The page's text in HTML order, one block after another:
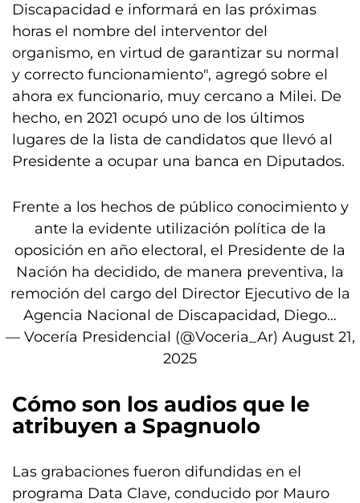
Discapacidad e informará en las próximas
horas el nombre del interventor del
organismo, en virtud de garantizar su normal
y correcto funcionamiento", agregó sobre el
ahora ex funcionario, muy cercano a Milei. De
hecho, en 2021 ocupó uno de los últimos
lugares de la lista de candidatos que llevó al
Presidente a ocupar una banca en Diputados.
Frente a los hechos de público conocimiento y
ante la evidente utilización política de la
oposición en año electoral, el Presidente de la
Nación ha decidido, de manera preventiva, la
remoción del cargo del Director Ejecutivo de la
Agencia Nacional de Discapacidad, Diego…
— Vocería Presidencial (@Voceria_Ar) August 21,
2025
Cómo son los audios que le
atribuyen a Spagnuolo
Las grabaciones fueron difundidas en el
programa Data Clave, conducido por Mauro